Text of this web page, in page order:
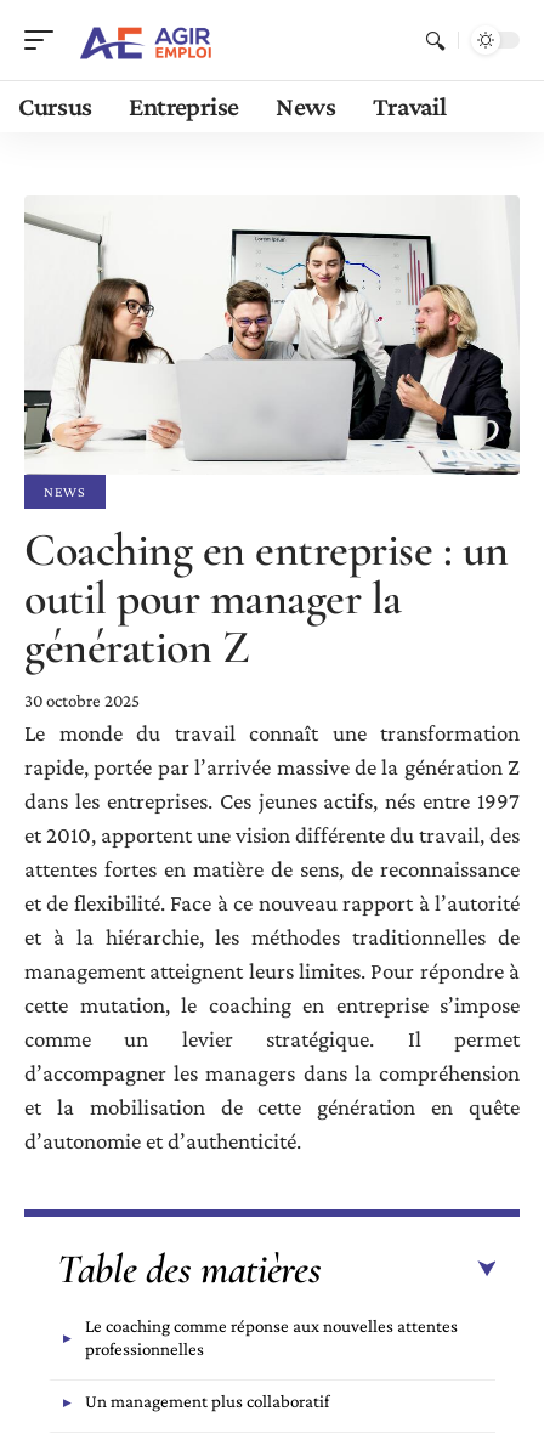
Cursus Entreprise News Travail
NEWS
Coaching en entreprise : un
outil pour manager la
génération Z
30 octobre 2025
Le monde du travail connaît une transformation
rapide, portée par l’arrivée massive de la génération Z
dans les entreprises. Ces jeunes actifs, nés entre 1997
et 2010, apportent une vision différente du travail, des
attentes fortes en matière de sens, de reconnaissance
et de flexibilité. Face à ce nouveau rapport à l’autorité
et à la hiérarchie, les méthodes traditionnelles de
management atteignent leurs limites. Pour répondre à
cette mutation, le coaching en entreprise s’impose
comme un levier stratégique. Il permet
d’accompagner les managers dans la compréhension
et la mobilisation de cette génération en quête
d’autonomie et d’authenticité.
Table des matières
Le coaching comme réponse aux nouvelles attentes
professionnelles
Un management plus collaboratif